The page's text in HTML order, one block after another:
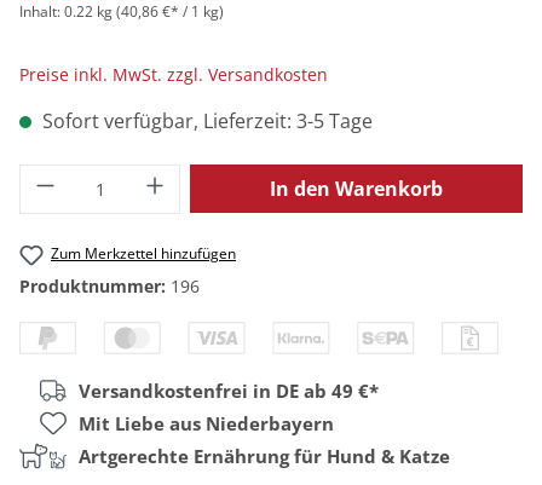
Inhalt:0.22 kg(40,86 €* / 1 kg)
Preise inkl. MwSt. zzgl. Versandkosten
Sofort verfügbar, Lieferzeit: 3-5 Tage
Produkt Anzahl: Gib den gewünschten
In den Warenkorb
Zum Merkzettel hinzufügen
Produktnummer: 196
Versandkostenfrei in DE ab 49 €*
Mit Liebe aus Niederbayern
Artgerechte Ernährung für Hund & Katze